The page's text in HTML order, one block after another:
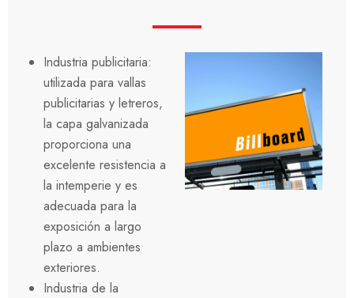
Industria publicitaria:
utilizada para vallas
publicitarias y letreros,
la capa galvanizada
proporciona una
excelente resistencia a
la intemperie y es
adecuada para la
exposición a largo
plazo a ambientes
exteriores.
Industria de la